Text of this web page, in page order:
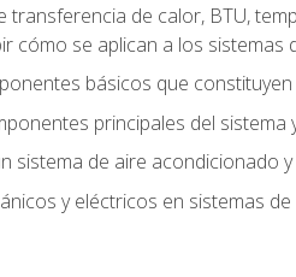
transferencia de calor, BTU,
cómo se aplican a los
básicos que
principales del
sistema de aire acondicionado
y eléctricos en sistemas